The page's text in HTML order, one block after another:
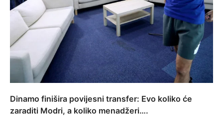
Dinamo finišira povijesni transfer: Evo koliko će
zaraditi Modri, a koliko menadžeri….